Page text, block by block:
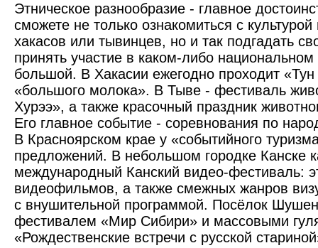
Этническое разнообразие - главное
сможете не только ознакомиться с
хакасов или тывинцев, но и так подгадать
принять участие в каком-либо
большой. В Хакасии ежегодно проходит
«большого молока». В Тыве - фестиваль
Хурээ», а также красочный праздник
Его главное событие - соревнования по
В Красноярском крае у «событийного
предложений. В небольшом городке Канске
международный Канский видео-фестиваль:
видеофильмов, а также смежных жанров
с внушительной программой. Посёлок
фестивалем «Мир Сибири» и массовыми
«Рождественские встречи с русской